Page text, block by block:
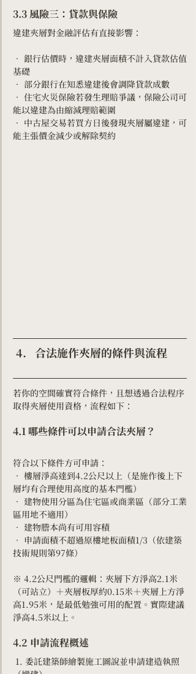
3.3 風險三：貸款與保險
違建夾層對金融評估有直接影響：
• 銀行估價時，違建夾層面積不計入貸款估值
基礎
• 部分銀行在知悉違建後會調降貸款成數
• 住宅火災保險若發生理賠爭議，保險公司可
能以違建為由縮減理賠範圍
• 中古屋交易若買方日後發現夾層屬違建，可
能主張價金減少或解除契約
合法施作夾層的條件與流程
若你的空間確實符合條件，且想透過合法程序
取得夾層使用資格，流程如下：
4.1 哪些條件可以申請合法夾層？
符合以下條件方可申請：
• 樓層淨高達到4.2公尺以上（是施作後上下
層均有合理使用高度的基本門檻）
• 建物使用分區為住宅區或商業區（部分工業
區用地不適用）
• 建物謄本尚有可用容積
• 申請面積不超過原樓地板面積1/3（依建築
技術規則第97條）
※ 4.2公尺門檻的邏輯：夾層下方淨高2.1米
（可站立）＋夾層板厚約0.15米＋夾層上方淨
高1.95米，是最低勉強可用的配置。實際建議
淨高4.5米以上。
4.2 申請流程概述
1. 委託建築師繪製施工圖說並申請建造執照